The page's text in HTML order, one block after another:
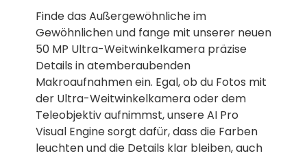
Finde das Außergewöhnliche im
Gewöhnlichen und fange mit unserer neuen
50 MP Ultra-Weitwinkelkamera präzise
Details in atemberaubenden
Makroaufnahmen ein. Egal, ob du Fotos mit
der Ultra-Weitwinkelkamera oder dem
Teleobjektiv aufnimmst, unsere AI Pro
Visual Engine sorgt dafür, dass die Farben
leuchten und die Details klar bleiben, auch